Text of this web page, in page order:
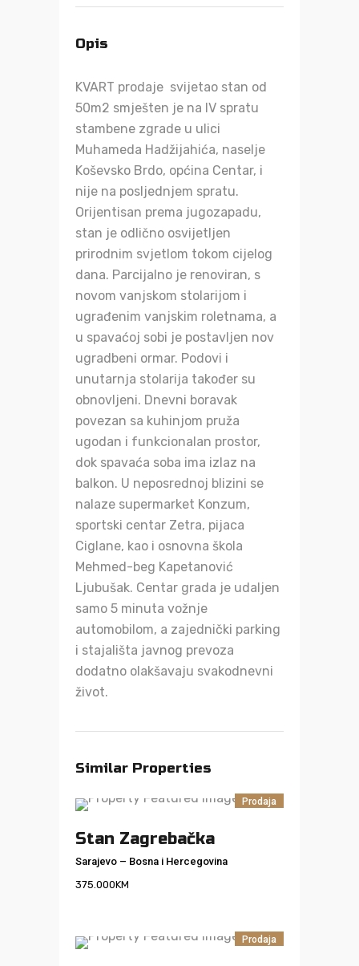
Opis
KVART prodaje svijetao stan od
50m2 smješten je na IV spratu
stambene zgrade u ulici
Muhameda Hadžijahića, naselje
Koševsko Brdo, općina Centar, i
nije na posljednjem spratu.
Orijentisan prema jugozapadu,
stan je odlično osvijetljen
prirodnim svjetlom tokom cijelog
dana. Parcijalno je renoviran, s
novom vanjskom stolarijom i
ugrađenim vanjskim roletnama, a
u spavaćoj sobi je postavljen nov
ugradbeni ormar. Podovi i
unutarnja stolarija također su
obnovljeni. Dnevni boravak
povezan sa kuhinjom pruža
ugodan i funkcionalan prostor,
dok spavaća soba ima izlaz na
balkon. U neposrednoj blizini se
nalaze supermarket Konzum,
sportski centar Zetra, pijaca
Ciglane, kao i osnovna škola
Mehmed-beg Kapetanović
Ljubušak. Centar grada je udaljen
samo 5 minuta vožnje
automobilom, a zajednički parking
i stajališta javnog prevoza
dodatno olakšavaju svakodnevni
život.
Similar Properties
Prodaja
Stan Zagrebačka
Sarajevo – Bosna i Hercegovina
375.000KM
Prodaja